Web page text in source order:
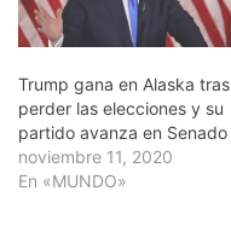
Trump gana en Alaska tras
perder las elecciones y su
partido avanza en Senado
noviembre 11, 2020
En «MUNDO»